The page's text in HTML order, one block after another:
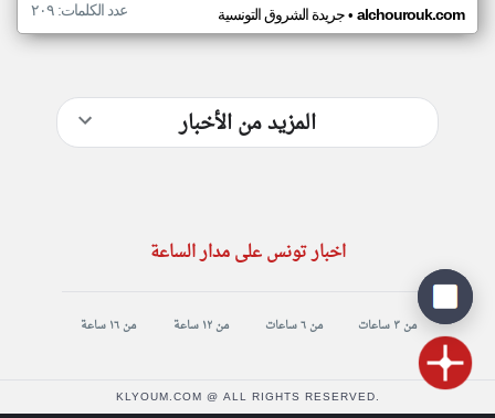
جريدة الشروق التونسية• alchourouk.com عدد الكلمات: ٢٠٩
المزيد من الأخبار
اخبار تونس على مدار الساعة
من ٣ ساعات من ٦ ساعات من ١٢ ساعة من ١٦ ساعة
KLYOUM.COM @ ALL RIGHTS RESERVED.